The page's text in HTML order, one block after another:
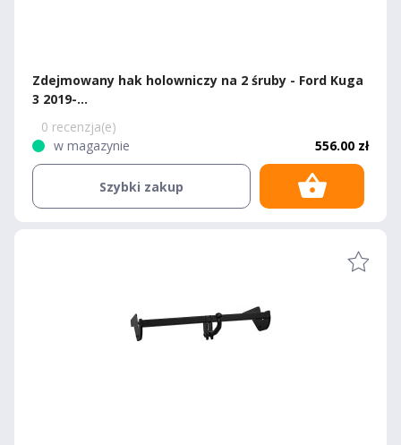
Zdejmowany hak holowniczy na 2 śruby - Ford Kuga
3 2019-...
0 recenzja(e)
w magazynie
556.00 zł
Szybki zakup